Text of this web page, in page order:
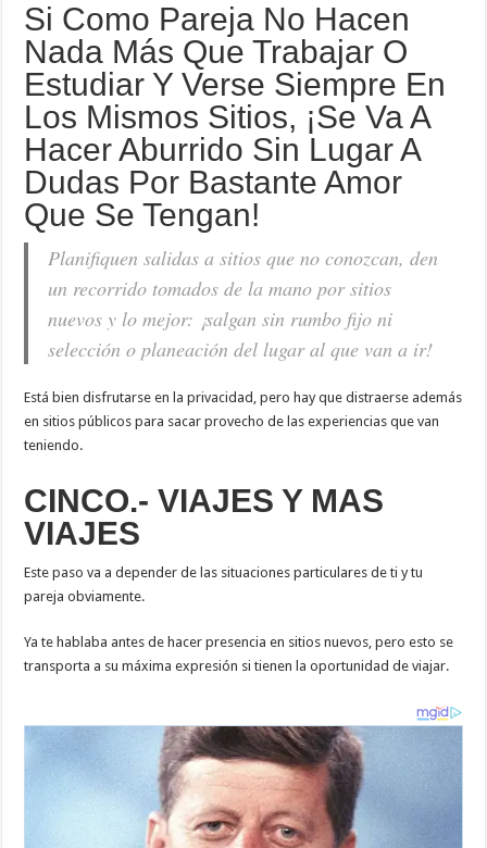
Si Como Pareja No Hacen
Nada Más Que Trabajar O
Estudiar Y Verse Siempre En
Los Mismos Sitios, ¡se Va A
Hacer Aburrido Sin Lugar A
Dudas Por Bastante Amor
Que Se Tengan!
Planifiquen salidas a sitios que no conozcan, den
un recorrido tomados de la mano por sitios
nuevos y lo mejor: ¡salgan sin rumbo fijo ni
selección o planeación del lugar al que van a ir!
Está bien disfrutarse en la privacidad, pero hay que distraerse además
en sitios públicos para sacar provecho de las experiencias que van
teniendo.
CINCO.- VIAJES Y MAS
VIAJES
Este paso va a depender de las situaciones particulares de ti y tu
pareja obviamente.
Ya te hablaba antes de hacer presencia en sitios nuevos, pero esto se
transporta a su máxima expresión si tienen la oportunidad de viajar.